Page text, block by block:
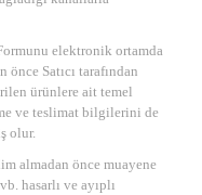
elektronik ortamda
Satıcı tarafından
ürünlere ait temel
ve teslimat bilgilerini de
olur.
almadan önce muayene
hasarlı ve ayıplı